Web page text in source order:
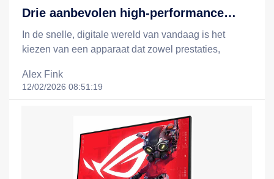
Drie aanbevolen high-performance
apparaten: Redmi Note 14, Redmi
Note 14 Pro 5G en het Xiaomi 15T +
Redmi Pad 2-combinatie
In de snelle, digitale wereld van vandaag is het
kiezen van een apparaat dat zowel prestaties,
prijs biedt, essentieel voor een efficiëntere en
gelukkigere levensstijl. Xiaomi staat bekend om zijn
middel van slimme, kostenefficiënte innovaties breidt
het technologie uit tot het dagelijks leven van
mensen uit alle lagen van de samenleving. In dit
artikel nemen we drie opvallende apparaten onder
Alex Fink
12/02/2026 08:51:19